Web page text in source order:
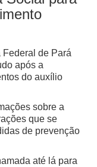
de Pará
após a
do auxílio
sobre a
que se
de prevenção
até lá para